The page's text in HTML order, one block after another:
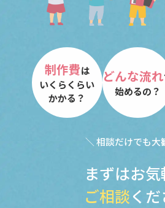
制作費は
いくらくらい
かかる？
どんな流れ
始めるの？
＼ 相談だけでも大
まずはお
ご相談く